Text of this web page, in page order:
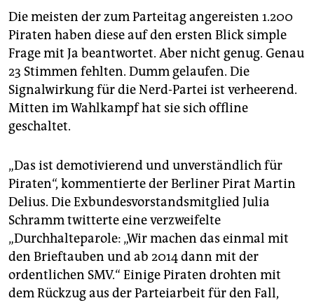
Die meisten der zum Parteitag angereisten 1.200
Piraten haben diese auf den ersten Blick simple
Frage mit Ja beantwortet. Aber nicht genug. Genau
23 Stimmen fehlten. Dumm gelaufen. Die
Signalwirkung für die Nerd-Partei ist verheerend.
Mitten im Wahlkampf hat sie sich offline
geschaltet.
„Das ist demotivierend und unverständlich für
Piraten“, kommentierte der Berliner Pirat Martin
Delius. Die Exbundesvorstandsmitglied Julia
Schramm twitterte eine verzweifelte
„Durchhalteparole: „Wir machen das einmal mit
den Brieftauben und ab 2014 dann mit der
ordentlichen SMV.“ Einige Piraten drohten mit
dem Rückzug aus der Parteiarbeit für den Fall,